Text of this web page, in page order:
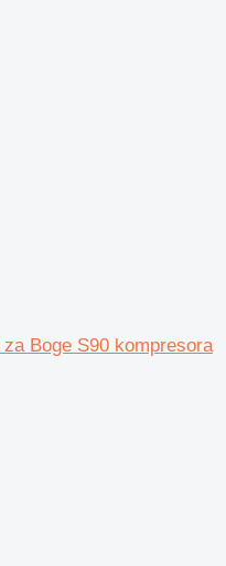
Boge S90 kompresora